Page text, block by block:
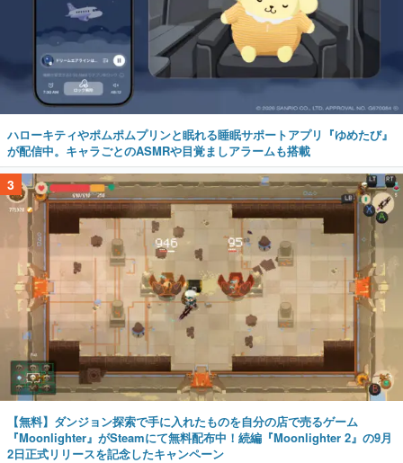
ハローキティやポムポムプリンと眠れる睡眠サポートアプリ『ゆめたび』
が配信中。キャラごとのASMRや目覚ましアラームも搭載
3
【無料】ダンジョン探索で手に入れたものを自分の店で売るゲーム
『Moonlighter』がSteamにて無料配布中！続編『Moonlighter 2』の9月
2日正式リリースを記念したキャンペーン